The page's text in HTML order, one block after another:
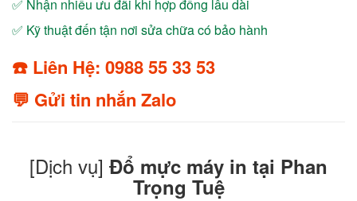
✅ Nhận nhiều ưu đãi khi hợp đồng lâu dài
✅ Kỹ thuật đến tận nơi sửa chữa có bảo hành
☎️ Liên Hệ: 0988 55 33 53
💬 Gửi tin nhắn Zalo
[Dịch vụ] Đổ mực máy in tại Phan
Trọng Tuệ